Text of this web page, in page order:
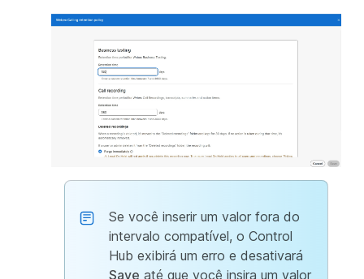
Se você inserir um valor fora do
intervalo compatível, o Control
Hub exibirá um erro e desativará
Save até que você insira um valor